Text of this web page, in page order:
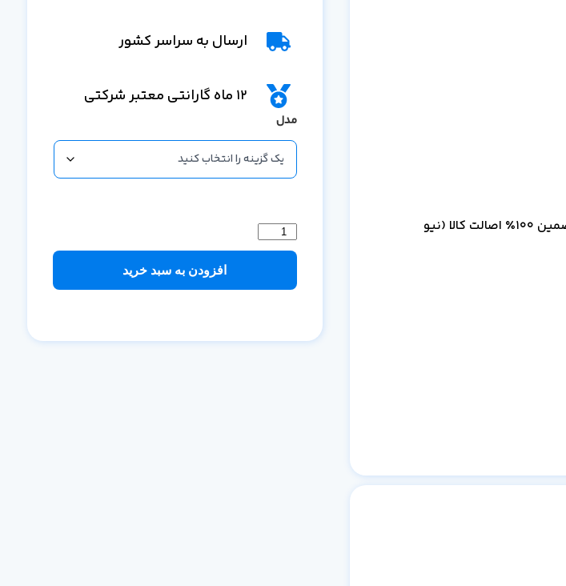
18 ماه گارانتی معتبر شرکتی و تضمین ۱۰۰٪ اصالت کالا (نیو
ارسال به سراسر کشور
12 ماه گارانتی معتبر شرکتی
مدل
افزودن به سبد خرید